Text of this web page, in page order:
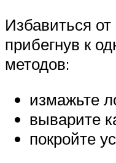
Избавиться
прибегнув к
методов:
измажьте
выварите
покройте